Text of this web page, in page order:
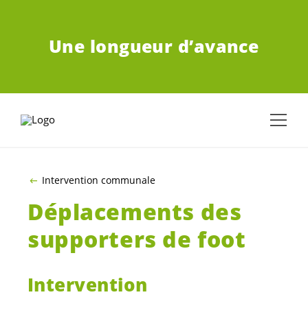
Une longueur d’avance
Intervention communale
Déplacements des
supporters de foot
Intervention